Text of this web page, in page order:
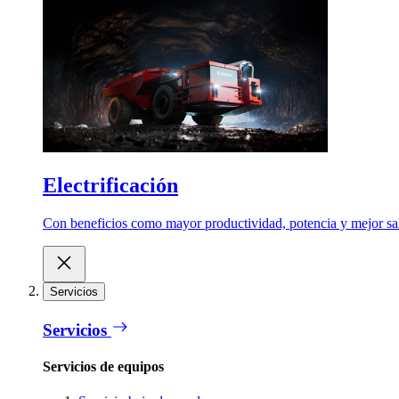
Electrificación
Con beneficios como mayor productividad, potencia y mejor
Servicios
Servicios
Servicios de equipos